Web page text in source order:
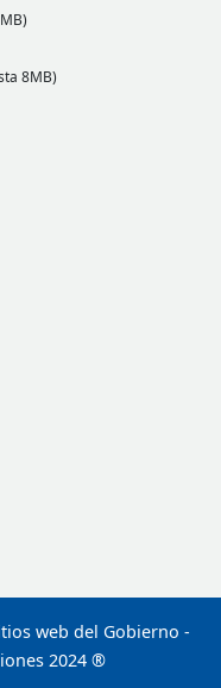
8MB)
web del Gobierno -
2024 ®